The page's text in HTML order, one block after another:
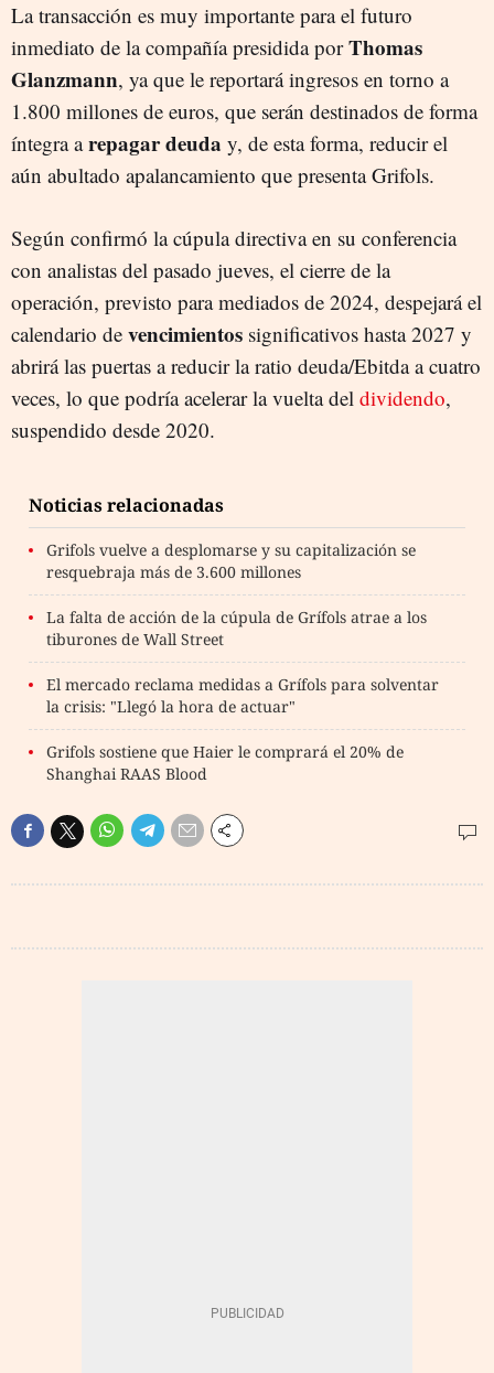
La transacción es muy importante para el futuro
inmediato de la compañía presidida porThomas
Glanzmann, ya que le reportará ingresos en torno a
1.800 millones de euros, que serán destinados de forma
íntegra arepagar deuda y, de esta forma, reducir el
aún abultado apalancamiento que presenta Grifols.
Según confirmó la cúpula directiva en su conferencia
con analistas del pasado jueves, el cierre de la
operación, previsto para mediados de 2024, despejará el
calendario de vencimientos significativos hasta 2027 y
abrirá las puertas a reducir la ratio deuda/Ebitda a cuatro
veces, lo que podría acelerar la vuelta del dividendo,
suspendido desde 2020.
Noticias relacionadas
Grifols vuelve a desplomarse y su capitalización se
resquebraja más de 3.600 millones
La falta de acción de la cúpula de Grífols atrae a los
tiburones de Wall Street
El mercado reclama medidas a Grífols para solventar
la crisis: "Llegó la hora de actuar"
Grifols sostiene que Haier le comprará el 20% de
Shanghai RAAS Blood